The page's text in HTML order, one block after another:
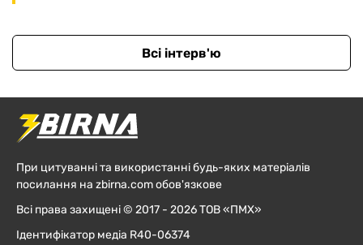
Всі інтерв'ю
При цитуванні та використанні будь-яких матеріалів
посилання на zbirna.com обов'язкове
Всі права захищені © 2017 - 2026 ТОВ «ПМХ»
Ідентифікатор медіа R40-06374